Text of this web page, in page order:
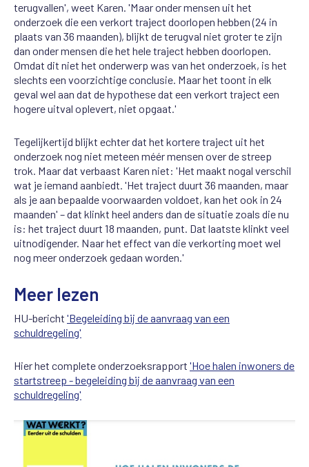
terugvallen', weet Karen. 'Maar onder mensen uit het
onderzoek die een verkort traject doorlopen hebben (24 in
plaats van 36 maanden), blijkt de terugval niet groter te zijn
dan onder mensen die het hele traject hebben doorlopen.
Omdat dit niet het onderwerp was van het onderzoek, is het
slechts een voorzichtige conclusie. Maar het toont in elk
geval wel aan dat de hypothese dat een verkort traject een
hogere uitval oplevert, niet opgaat.'
Tegelijkertijd blijkt echter dat het kortere traject uit het
onderzoek nog niet meteen méér mensen over de streep
trok. Maar dat verbaast Karen niet: 'Het maakt nogal verschil
wat je iemand aanbiedt. 'Het traject duurt 36 maanden, maar
als je aan bepaalde voorwaarden voldoet, kan het ook in 24
maanden' – dat klinkt heel anders dan de situatie zoals die nu
is: het traject duurt 18 maanden, punt. Dat laatste klinkt veel
uitnodigender. Naar het effect van die verkorting moet wel
nog meer onderzoek gedaan worden.'
Meer lezen
HU-bericht 'Begeleiding bij de aanvraag van een
schuldregeling'
Hier het complete onderzoeksrapport 'Hoe halen inwoners de
startstreep - begeleiding bij de aanvraag van een
schuldregeling'